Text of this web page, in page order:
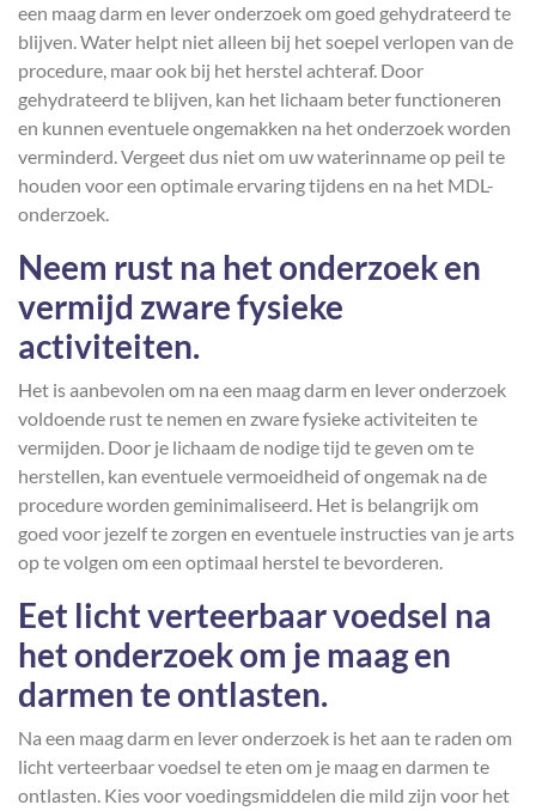
een maag darm en lever onderzoek om goed gehydrateerd te
blijven. Water helpt niet alleen bij het soepel verlopen van de
procedure, maar ook bij het herstel achteraf. Door
gehydrateerd te blijven, kan het lichaam beter functioneren
en kunnen eventuele ongemakken na het onderzoek worden
verminderd. Vergeet dus niet om uw waterinname op peil te
houden voor een optimale ervaring tijdens en na het MDL-
onderzoek.
Neem rust na het onderzoek en
vermijd zware fysieke
activiteiten.
Het is aanbevolen om na een maag darm en lever onderzoek
voldoende rust te nemen en zware fysieke activiteiten te
vermijden. Door je lichaam de nodige tijd te geven om te
herstellen, kan eventuele vermoeidheid of ongemak na de
procedure worden geminimaliseerd. Het is belangrijk om
goed voor jezelf te zorgen en eventuele instructies van je arts
op te volgen om een optimaal herstel te bevorderen.
Eet licht verteerbaar voedsel na
het onderzoek om je maag en
darmen te ontlasten.
Na een maag darm en lever onderzoek is het aan te raden om
licht verteerbaar voedsel te eten om je maag en darmen te
ontlasten. Kies voor voedingsmiddelen die mild zijn voor het